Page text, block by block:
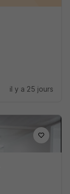
il y a 25 jours